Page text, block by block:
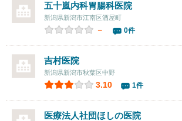
五十嵐内科胃腸科医院
新潟県新潟市江南区酒屋町
－ 0件
吉村医院
新潟県新潟市秋葉区中野
3.10 1件
医療法人社団ほしの医院